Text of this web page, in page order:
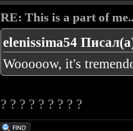
RE: This is a part of
elenissima54
Wooooow, it's
? ? ? ? ? ? ? ? ?